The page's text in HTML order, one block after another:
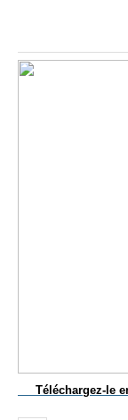
Téléchargez-le